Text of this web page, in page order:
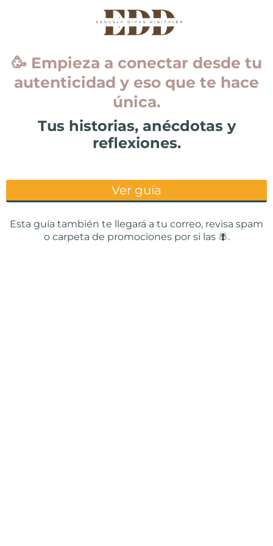
🥳 Empieza a conectar desde tu
autenticidad y eso que te hace
única.
Tus historias, anécdotas y
reflexiones.
Ver guía
Esta guía también te llegará a tu correo, revisa spam
o carpeta de promociones por si las 🪰.